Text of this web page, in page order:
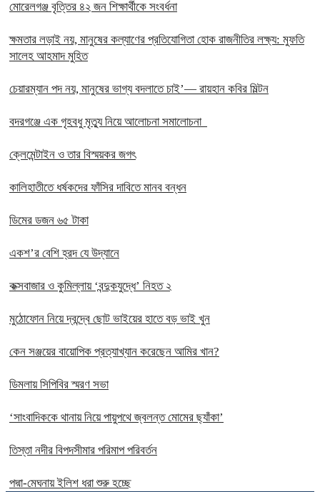
মোরেলগঞ্জ বৃত্তির ৪২ জন শিক্ষার্থীকে সংবর্ধনা
ক্ষমতার লড়াই নয়, মানুষের কল্যাণের প্রতিযোগিতা হোক রাজনীতির লক্ষ্য: মুফতি
সালেহ আহমাদ মুহিত
চেয়ারম্যান পদ নয়, মানুষের ভাগ্য বদলাতে চাই’— রায়হান কবির মিল্টন
বদরগঞ্জে এক গৃহবধু মৃত্যু নিয়ে আলোচনা সমালোচনা
ক্লেমেন্টাইন ও তার বিস্ময়কর জগৎ
কালিহাতীতে ধর্ষকদের ফাঁসির দাবিতে মানব বন্ধন
ডিমের ডজন ৬৫ টাকা
একশ’র বেশি হ্রদ যে উদ্যানে
কক্সবাজার ও কুমিল্লায় ‘বন্দুকযুদ্ধে’ নিহত ২
মুঠোফোন নিয়ে দ্বন্দ্বে ছোট ভাইয়ের হাতে বড় ভাই খুন
কেন সঞ্জয়ের বায়োপিক প্রত্যাখ্যান করেছেন আমির খান?
ডিমলায় সিপিবির স্মরণ সভা
‘সাংবাদিককে থানায় নিয়ে পায়ুপথে জ্বলন্ত মোমের ছ্যাঁকা’
তিস্তা নদীর বিপদসীমার পরিমাপ পরিবর্তন
পদ্মা-মেঘনায় ইলিশ ধরা শুরু হচ্ছে